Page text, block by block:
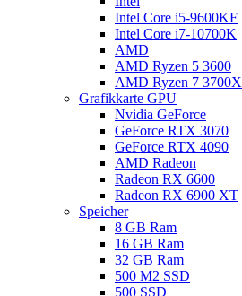
Intel Core i5-9600KF
Intel Core i7-10700K
AMD
AMD Ryzen 5 3600
AMD Ryzen 7 3700X
Grafikkarte GPU
Nvidia GeForce
GeForce RTX 3070
GeForce RTX 4090
AMD Radeon
Radeon RX 6600
Radeon RX 6900 XT
Speicher
8 GB Ram
16 GB Ram
32 GB Ram
500 M2 SSD
500 SSD